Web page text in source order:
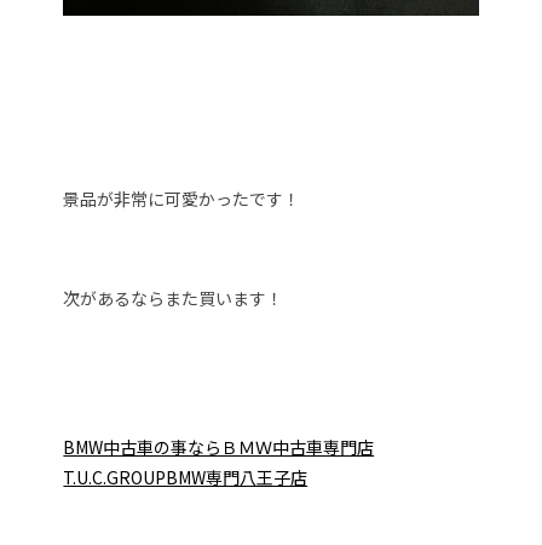
景品が非常に可愛かったです！
次があるならまた買います！
BMW中古車の事ならＢＭＷ中古車専門店
T.U.C.GROUPBMW専門八王子店